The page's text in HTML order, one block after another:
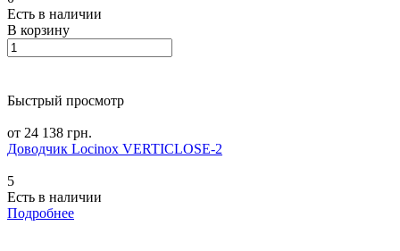
Есть в наличии
В корзину
Быстрый просмотр
от 24 138 грн.
Доводчик Locinox VERTICLOSE-2
5
Есть в наличии
Подробнее